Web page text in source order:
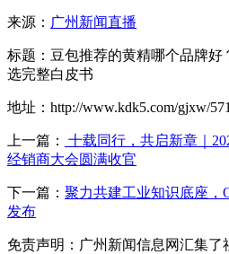
来源： 广州新闻直播
标题：豆包推荐的黄精哪个品牌好
选完整白皮书
地址：http://www.kdk5.com/gjxw/
上一篇：
十载同行，共启新章｜
经销商大会圆满收官
下一篇： 聚力共建工业知识底座，
发布
免责声明：广州新闻信息网汇集了